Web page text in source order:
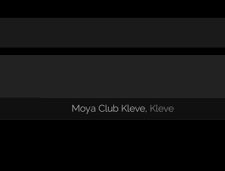
Moya Club Kleve, Kleve